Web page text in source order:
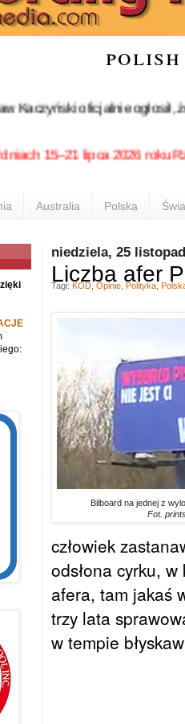
oficjalnie ogłosił,
15–21 lipca 2026 roku
Australia Polska
niedziela, 25
Liczba afer
Bilboard na jednej z
Fot.
człowiek
odsłona cyrku,
afera, tam jakaś
trzy lata
w tempie
Tagi: KOD Opinie Polityka